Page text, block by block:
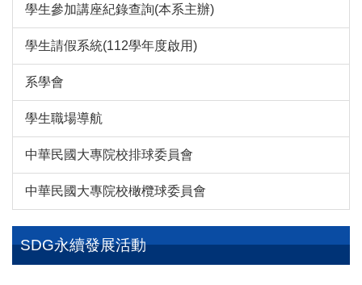
學生參加講座紀錄查詢(本系主辦)
學生請假系統(112學年度啟用)
系學會
學生職場導航
中華民國大專院校排球委員會
中華民國大專院校橄欖球委員會
SDG永續發展活動